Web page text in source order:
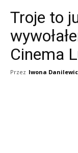
Troje to
Cinema
Przez Iwona